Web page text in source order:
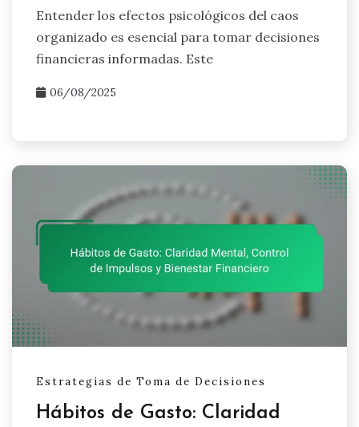
Entender los efectos psicológicos del caos
organizado es esencial para tomar decisiones
financieras informadas. Este
06/08/2025
Estrategias de Toma de Decisiones
Hábitos de Gasto: Claridad